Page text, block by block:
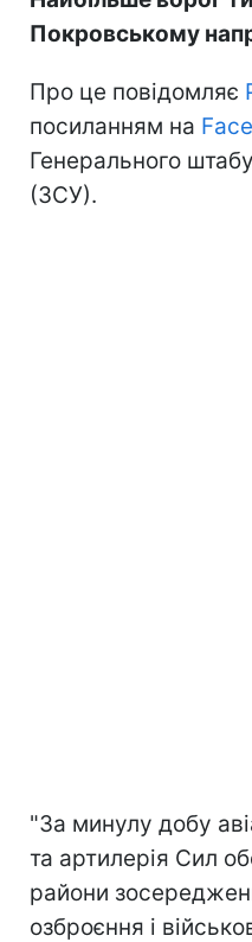
Покровському
Про це повідомляє
посиланням на
Генерального
(ЗСУ).
"За минулу добу
та артилерія Сил
райони
озброєння і